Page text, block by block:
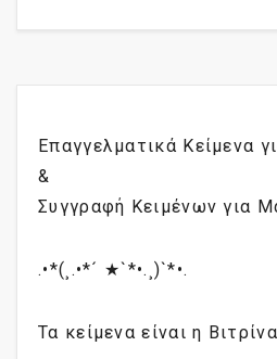
Επαγγελματικά Κείμενα
&
Συγγραφή Κειμένων για
.•*(¸.•*´ ★`*•.¸)`*•.
Τα κείμενα είναι η